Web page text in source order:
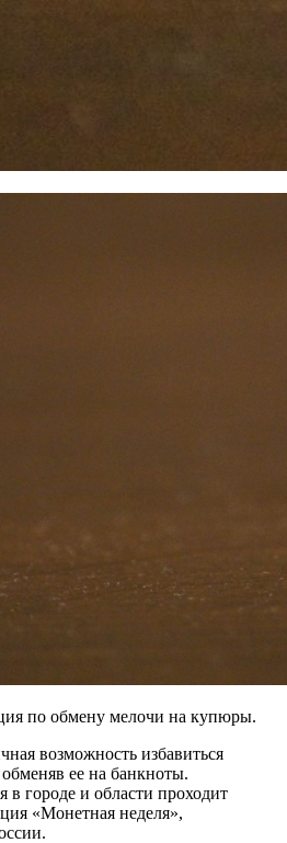
по обмену мелочи на купюры.
возможность избавиться
ее на банкноты.
в городе и области проходит
«Монетная неделя»,